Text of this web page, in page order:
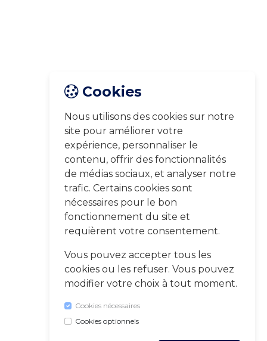
Cookies
Nous utilisons des cookies sur notre
site pour améliorer votre
expérience, personnaliser le
contenu, offrir des fonctionnalités
de médias sociaux, et analyser notre
trafic. Certains cookies sont
nécessaires pour le bon
fonctionnement du site et
requièrent votre consentement.
Vous pouvez accepter tous les
cookies ou les refuser. Vous pouvez
modifier votre choix à tout moment.
Cookies nécessaires
Cookies optionnels